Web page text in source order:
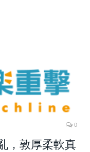
0
，敦厚柔軟真